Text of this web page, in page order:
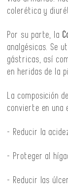
colerética y
Por su parte, la
analgésicas. Se
gástricas, así
en heridas de la
La composición
convierte en una
- Reducir la
- Proteger al
- Reducir las